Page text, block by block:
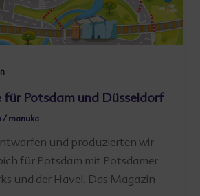
für Potsdam und Düsseldorf
/ manuka
und produzierten wir
für Potsdam mit Potsdamer
und der Havel. Das Magazin